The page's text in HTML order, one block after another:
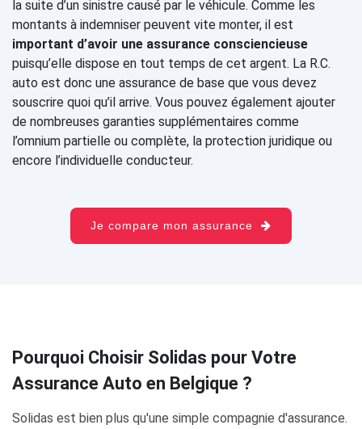
la suite d’un sinistre causé par le véhicule. Comme les
montants à indemniser peuvent vite monter, il est
important d’avoir une assurance consciencieuse
puisqu’elle dispose en tout temps de cet argent. La R.C.
auto est donc une assurance de base que vous devez
souscrire quoi qu’il arrive. Vous pouvez également ajouter
de nombreuses garanties supplémentaires comme
l’omnium partielle ou complète, la protection juridique ou
encore l’individuelle conducteur.
Je compare mon assurance
Pourquoi Choisir Solidas pour Votre
Assurance Auto en Belgique ?
Solidas est bien plus qu'une simple compagnie d'assurance.